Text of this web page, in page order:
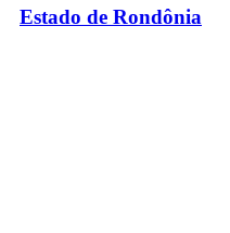
Estado de Rondônia